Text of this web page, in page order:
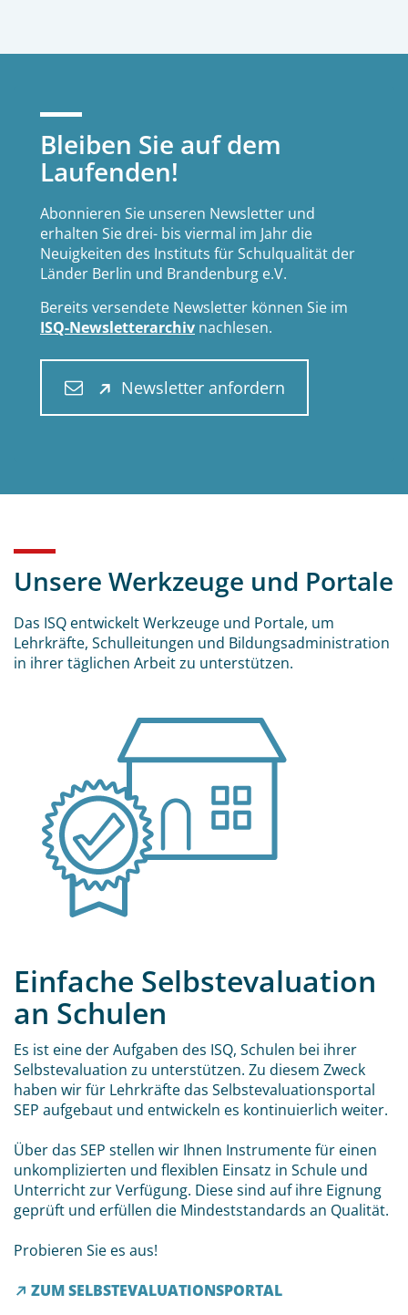
Bleiben Sie auf dem
Laufenden!
Abonnieren Sie unseren Newsletter und
erhalten Sie drei- bis viermal im Jahr die
Neuigkeiten des Instituts für Schulqualität der
Länder Berlin und Brandenburg e.V.
Bereits versendete Newsletter können Sie im
ISQ-Newsletterarchiv nachlesen.
Newsletter anfordern
Unsere Werkzeuge und Portale
Das ISQ entwickelt Werkzeuge und Portale, um
Lehrkräfte, Schulleitungen und Bildungsadministration
in ihrer täglichen Arbeit zu unterstützen.
Einfache Selbstevaluation
an Schulen
Es ist eine der Aufgaben des ISQ, Schulen bei ihrer
Selbstevaluation zu unterstützen. Zu diesem Zweck
haben wir für Lehrkräfte das Selbstevaluationsportal
SEP aufgebaut und entwickeln es kontinuierlich weiter.
Über das SEP stellen wir Ihnen Instrumente für einen
unkomplizierten und flexiblen Einsatz in Schule und
Unterricht zur Verfügung. Diese sind auf ihre Eignung
geprüft und erfüllen die Mindeststandards an Qualität.
Probieren Sie es aus!
ZUM SELBSTEVALUATIONSPORTAL